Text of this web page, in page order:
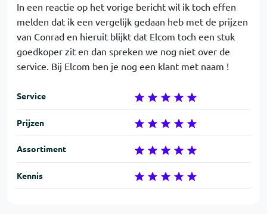
In een reactie op het vorige bericht wil ik toch effen
melden dat ik een vergelijk gedaan heb met de prijzen
van Conrad en hieruit blijkt dat Elcom toch een stuk
goedkoper zit en dan spreken we nog niet over de
service. Bij Elcom ben je nog een klant met naam !
Service
Prijzen
Assortiment
Kennis